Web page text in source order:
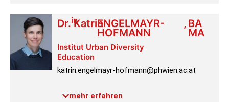
Dr.inKatrinENGELMAYR-
HOFMANN
, BA
MA
Institut Urban Diversity
Education
katrin.engelmayr-hofmann@phwien.ac.at
mehr erfahren